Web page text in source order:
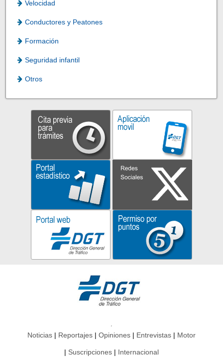
Velocidad
Conductores y Peatones
Formación
Seguridad infantil
Otros
Noticias Reportajes Opiniones Entrevistas Motor
Suscripciones Internacional